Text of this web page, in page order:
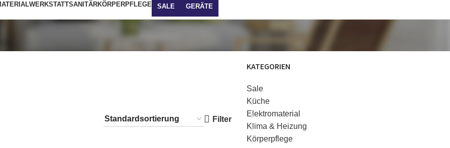
WERKSTATTSANITÄRKÖRPERPFLEGE SALE GERÄTE
Filter
KATEGORIEN
Sale
Küche
Elektromaterial
Klima & Heizung
Körperpflege